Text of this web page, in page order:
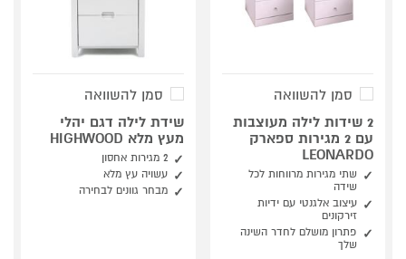
סמן להשוואה
2 שידות לילה מעוצבות
עם 2 מגירות ספארק
LEONARDO
שתי מגירות מרווחות לכל
שידה
עיצוב אלגנטי עם ידיות
זירקונים
פתרון מושלם לחדר השינה
שלך
סמן להשוואה
שידת לילה דגם יהלי
מעץ מלא HIGHWOOD
2 מגירות אחסון
עשויה עץ מלא
מבחר גוונים לבחירה